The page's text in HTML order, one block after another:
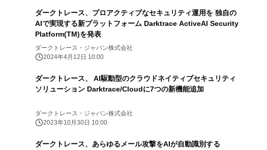
ダークトレース、プロアクティブなセキュリティ運用を 独自の
AIで実現する新プラットフォーム Darktrace ActiveAI Security
Platform(TM)を発表
ダークトレース・ジャパン株式会社
2024年4月12日 10:00
ダークトレース、 AI駆動型のクラウドネイティブセキュリティ
ソリューション Darktrace/Cloudに7つの新機能追加
ダークトレース・ジャパン株式会社
2023年10月30日 10:00
ダークトレース、あらゆるメール攻撃をAIが自動識別する